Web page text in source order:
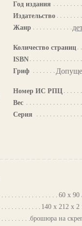
Год издания
Издательство
Жанр
Количество страниц
ISBN
Гриф
Номер ИС РПЦ
Вес
Серия
60 х 90
140 х 212 х
брошюра на